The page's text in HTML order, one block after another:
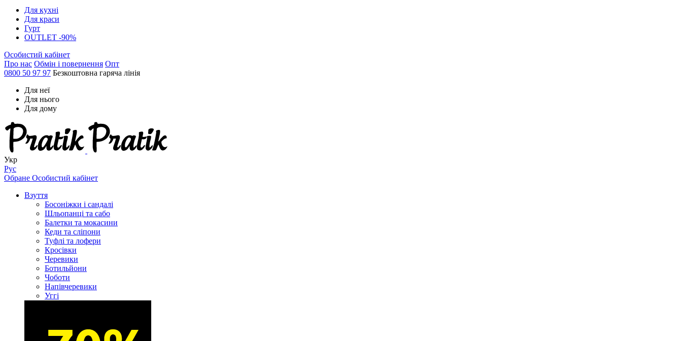
Для кухні
Для краси
Гурт
OUTLET -90%
Особистий кабінет
Про нас Обмін і повернення Опт
0800 50 97 97 Безкоштовна гаряча лінія
Для неї
Для нього
Для дому
Укр
Рус
Обране Особистий кабінет
Взуття
Босоніжки і сандалі
Шльопанці та сабо
Балетки та мокасини
Кеди та сліпони
Туфлі та лофери
Кросівки
Черевики
Ботильйони
Чоботи
Напівчеревики
Уггі